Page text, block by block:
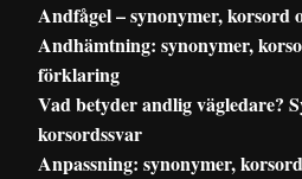
Andfågel – synonymer, korsord
Andhämtning: synonymer,
förklaring
Vad betyder andlig vägledare?
korsordssvar
Anpassning: synonymer,